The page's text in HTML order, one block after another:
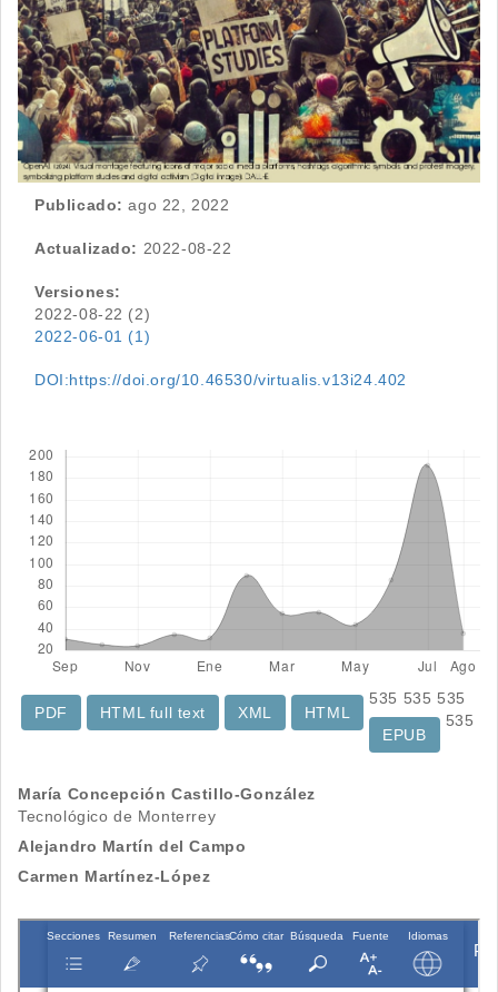
Publicado: ago 22, 2022
Actualizado: 2022-08-22
Versiones:
2022-08-22 (2)
2022-06-01 (1)
DOI:https://doi.org/10.46530/virtualis.v13i24.402
535
PDF
535
HTML full text
XML
535
HTML
535
EPUB
Contenido
principal
del
artículo
María Concepción Castillo-González
Tecnológico de Monterrey
Alejandro Martín del Campo
Carmen Martínez-López